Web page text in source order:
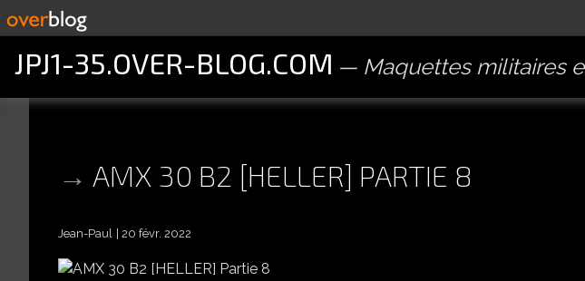
JPJ1-35.OVER-BLOG.COM Maquettes militaires
AMX 30 B2 [HELLER] PARTIE 8
Jean-Paul 20 févr. 2022